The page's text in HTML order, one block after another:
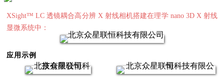
XSight™ LC 透镜耦合高分辨 X 射线相机搭建在理学 nano 3D X 射线
显微系统中：
应用示例